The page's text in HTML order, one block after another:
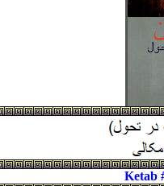
Ketab